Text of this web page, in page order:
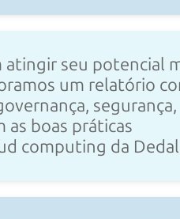
atingir seu potencial
um relatório
segurança,
as boas práticas
computing da